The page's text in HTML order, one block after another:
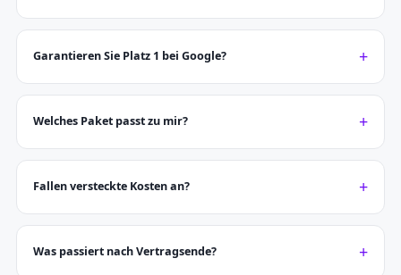
Garantieren Sie Platz 1 bei Google?
Welches Paket passt zu mir?
Fallen versteckte Kosten an?
Was passiert nach Vertragsende?